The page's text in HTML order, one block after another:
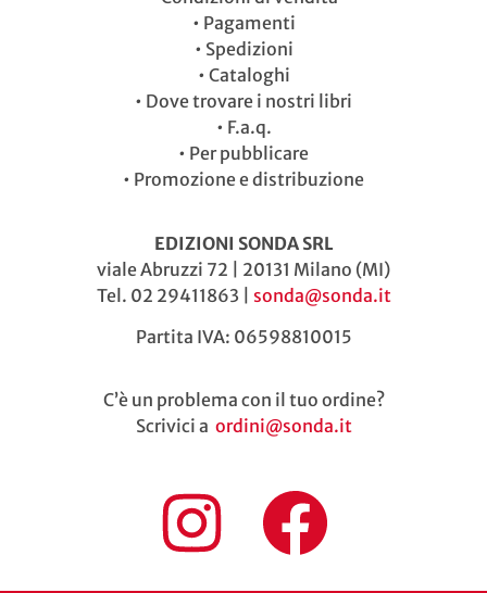
• Pagamenti
• Spedizioni
• Cataloghi
• Dove trovare i nostri libri
• F.a.q.
• Per pubblicare
• Promozione e distribuzione
EDIZIONI SONDA SRL
viale Abruzzi 72 | 20131 Milano (MI)
Tel. 02 29411863 | sonda@sonda.it
Partita IVA: 06598810015
C’è un problema con il tuo ordine?
Scrivici a ordini@sonda.it